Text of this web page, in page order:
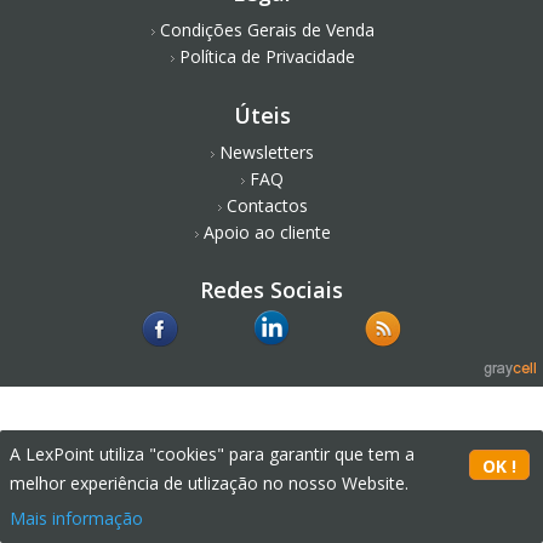
Condições Gerais de Venda
Política de Privacidade
Úteis
Newsletters
FAQ
Contactos
Apoio ao cliente
Redes Sociais
A LexPoint utiliza "cookies" para garantir que tem a
melhor experiência de utlização no nosso Website.
Mais informação